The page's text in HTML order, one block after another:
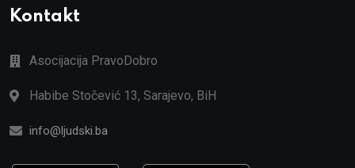
Kontakt
Asocijacija PravoDobro
Habibe Stočević 13, Sarajevo, BiH
info@ljudski.ba